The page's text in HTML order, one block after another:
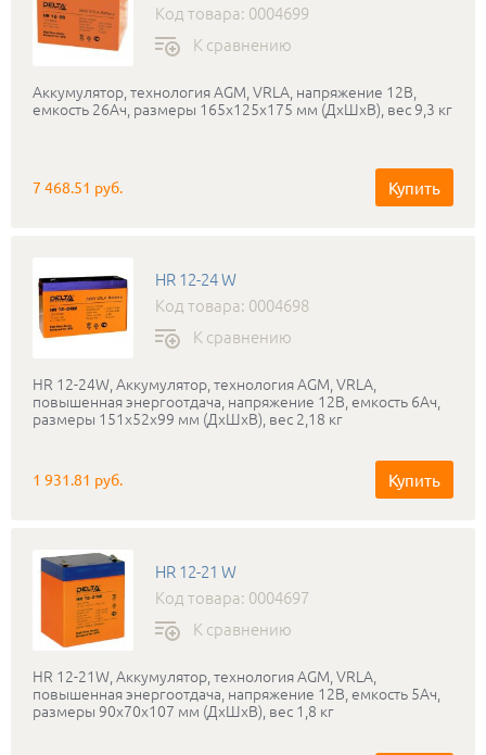
Код товара: 0004699
К сравнению
Аккумулятор, технология AGM, VRLA, напряжение 12В,
емкость 26Ач, размеры 165x125x175 мм (ДхШхВ), вес 9,3 кг
7 468.51 руб. Купить
HR 12-24 W
Код товара: 0004698
К сравнению
HR 12-24W, Аккумулятор, технология AGM, VRLA,
повышенная энергоотдача, напряжение 12В, емкость 6Ач,
размеры 151x52x99 мм (ДхШхВ), вес 2,18 кг
1 931.81 руб. Купить
HR 12-21 W
Код товара: 0004697
К сравнению
HR 12-21W, Аккумулятор, технология AGM, VRLA,
повышенная энергоотдача, напряжение 12В, емкость 5Ач,
размеры 90x70x107 мм (ДхШхВ), вес 1,8 кг